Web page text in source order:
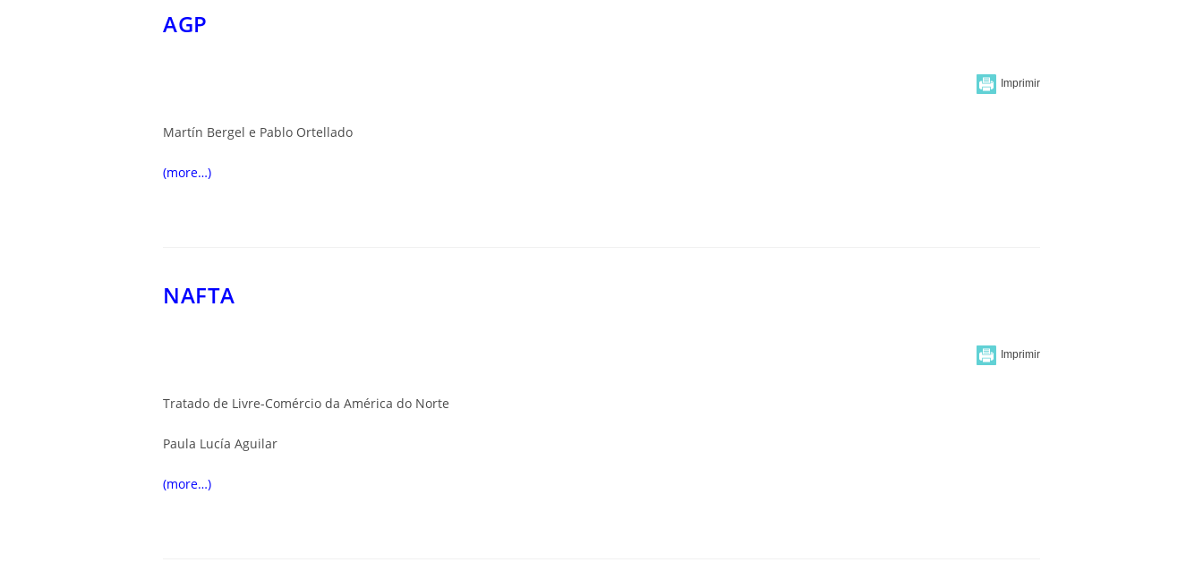
AGP
Martín Bergel e Pablo Ortellado
(more…)
NAFTA
Tratado de Livre-Comércio da América do Norte
Paula Lucía Aguilar
(more…)